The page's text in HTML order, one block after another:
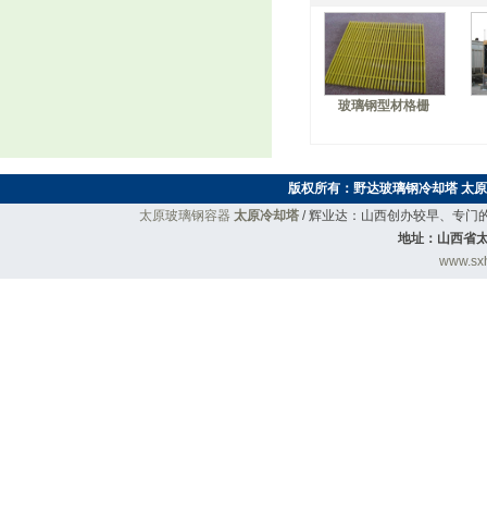
玻璃钢型材格栅
版权所有： 野达玻璃钢冷却塔 太
太原玻璃钢容器 太原冷却塔 / 辉业达：山西创办较早、专门
地址：山西省